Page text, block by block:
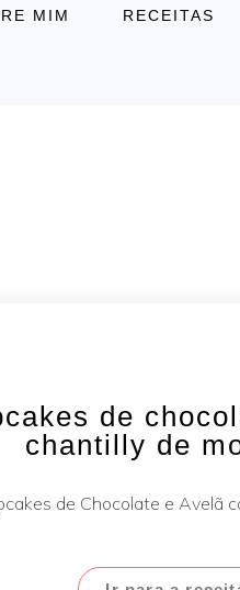
MIM RECEITAS
de
chantilly de